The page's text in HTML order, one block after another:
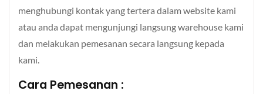
menghubungi kontak yang tertera dalam website kami
atau anda dapat mengunjungi langsung warehouse kami
dan melakukan pemesanan secara langsung kepada
kami.
Cara Pemesanan :